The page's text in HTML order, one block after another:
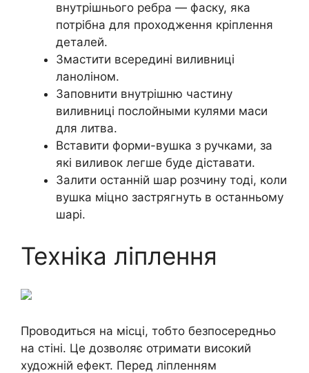
внутрішнього ребра — фаску, яка
потрібна для проходження кріплення
деталей.
Змастити всередині виливниці
ланоліном.
Заповнити внутрішню частину
виливниці послойными кулями маси
для литва.
Вставити форми-вушка з ручками, за
які виливок легше буде діставати.
Залити останній шар розчину тоді, коли
вушка міцно застрягнуть в останньому
шарі.
Техніка ліплення
Проводиться на місці, тобто безпосередньо
на стіні. Це дозволяє отримати високий
художній ефект. Перед ліпленням